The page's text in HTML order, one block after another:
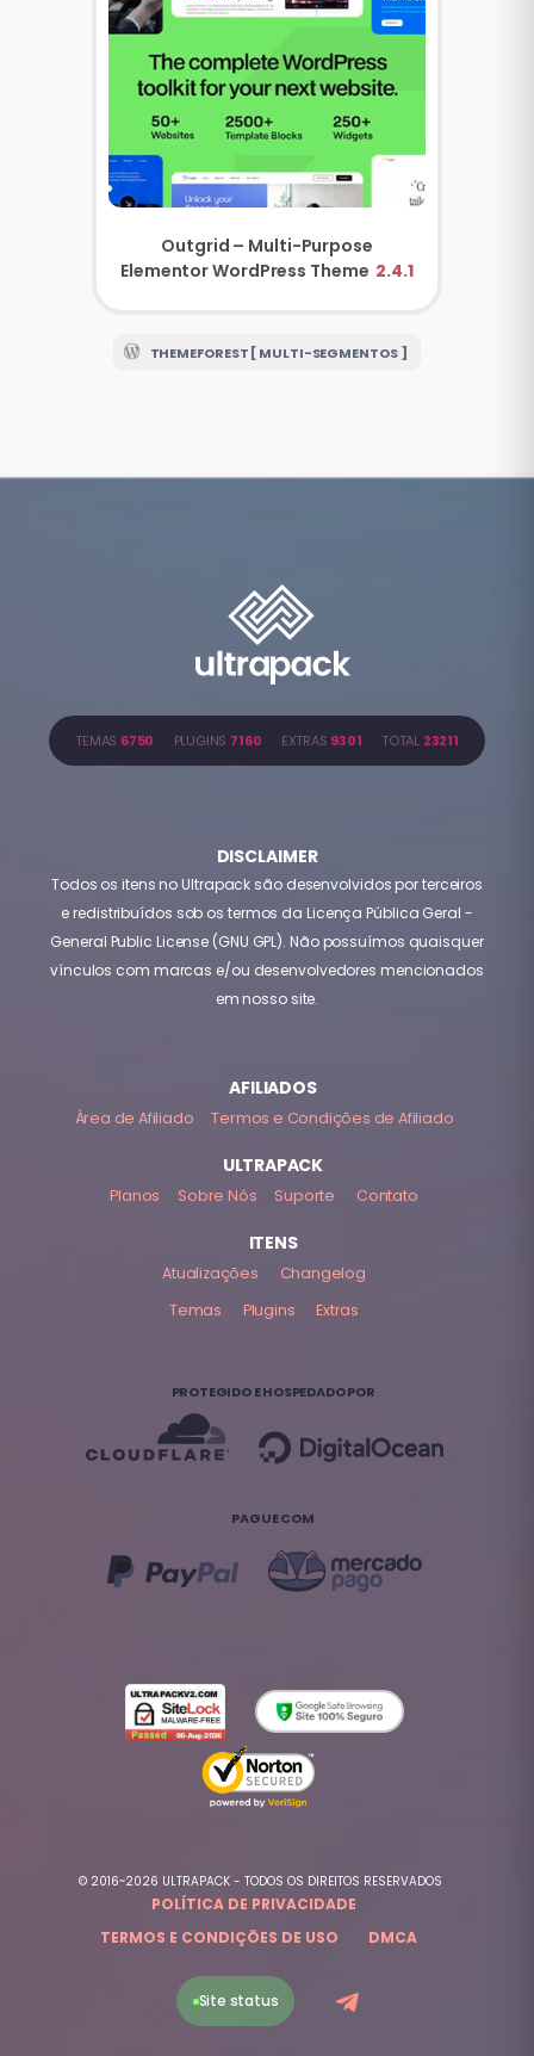
Outgrid – Multi-Purpose
Elementor WordPress Theme 2.4.1
THEMEFOREST [ MULTI-SEGMENTOS ]
TEMAS 6750 PLUGINS 7160 EXTRAS 9301 TOTAL 23211
DISCLAIMER
Todos os itens no Ultrapack são desenvolvidos por terceiros
e redistribuídos sob os termos da Licença Pública Geral -
General Public License (GNU GPL). Não possuímos quaisquer
vínculos com marcas e/ou desenvolvedores mencionados
em nosso site.
AFILIADOS
Área de Afiliado Termos e Condições de Afiliado
ULTRAPACK
Planos Sobre Nós Suporte Contato
ITENS
Atualizações
Changelog
Temas
Plugins Extras
PROTEGIDO E HOSPEDADO POR
PAGUE COM
© 2016~2026 ULTRAPACK - TODOS OS DIREITOS RESERVADOS
POLÍTICA DE PRIVACIDADE
TERMOS E CONDIÇÕES DE USO
DMCA
Site status